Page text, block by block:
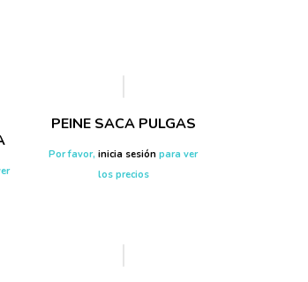
PEINE SACA PULGAS
Por favor,inicia sesión para ver
los precios